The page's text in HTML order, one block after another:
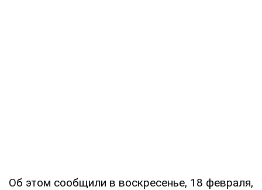
Об этом сообщили в воскресенье, 18 февраля,